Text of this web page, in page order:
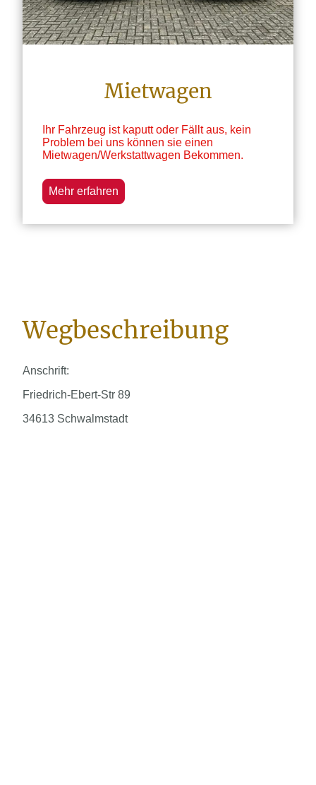
Mietwagen
Ihr Fahrzeug ist kaputt oder Fällt aus, kein
Problem bei uns können sie einen
Mietwagen/Werkstattwagen Bekommen.
Mehr erfahren
Wegbeschreibung
Anschrift:
Friedrich-Ebert-Str 89
34613 Schwalmstadt